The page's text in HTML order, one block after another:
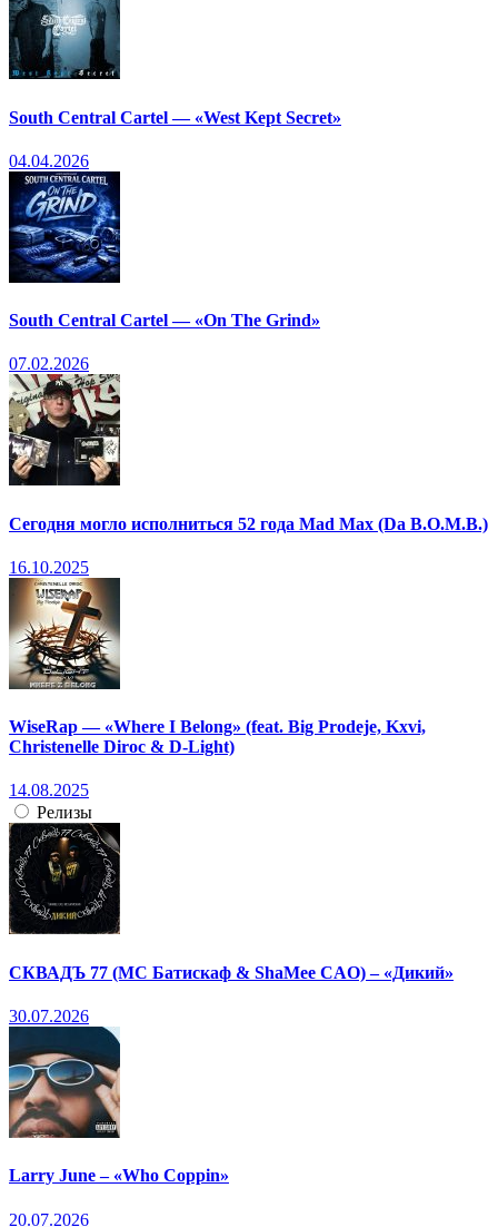
South Central Cartel — «West Kept Secret»
04.04.2026
South Central Cartel — «On The Grind»
07.02.2026
Сегодня могло исполниться 52 года Mad Max (Da B.O.M.B.)
16.10.2025
WiseRap — «Where I Belong» (feat. Big Prodeje, Kxvi,
Christenelle Diroc & D-Light)
14.08.2025
Релизы
СКВАДЪ 77 (МС Батискаф & ShaMee CAO) – «Дикий»
30.07.2026
Larry June – «Who Coppin»
20.07.2026